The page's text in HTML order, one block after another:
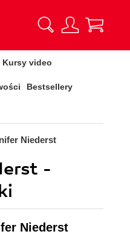
Kursy video
Bestsellery
Niederst
-
Niederst